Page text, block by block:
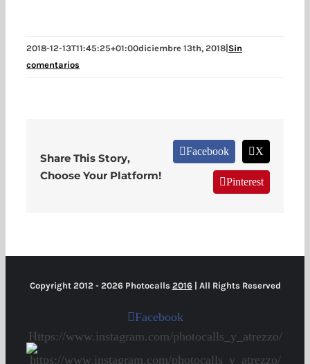
2018-12-13T11:45:25+01:00diciembre 13th, 2018|Sin
comentarios
Share This Story,
Choose Your Platform!
Facebook X
Pinterest
Copyright 2012 - 2026 Photocalls 2016| All Rights Reserved
Facebook
Https://www.instagram.com/photocalls_y_atrezzo/